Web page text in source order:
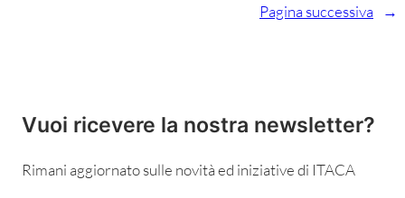
Pagina successiva →
Vuoi ricevere la nostra newsletter?
Rimani aggiornato sulle novità ed iniziative di ITACA